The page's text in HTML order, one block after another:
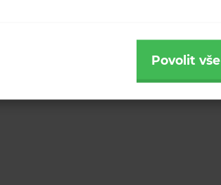
Povolit vše